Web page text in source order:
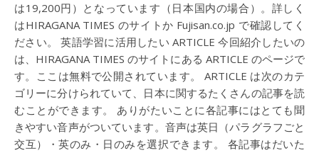
は19,200円）となっています（日本国内の場合）。詳しく
はHIRAGANA TIMES のサイトか Fujisan.co.jp で確認してく
ださい。 英語学習に活用したい ARTICLE 今回紹介したいの
は、HIRAGANA TIMES のサイトにある ARTICLE のページで
す。ここは無料で公開されています。 ARTICLE は次のカテ
ゴリーに分けられていて、日本に関するたくさんの記事を読
むことができます。 ありがたいことに各記事にはとても聞
きやすい音声がついています。音声は英日（パラグラフごと
交互）・英のみ・日のみを選択できます。 各記事はだいた